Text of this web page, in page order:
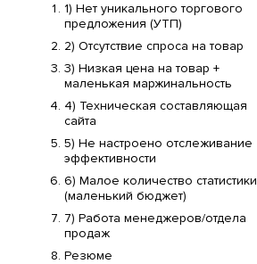
1) Нет уникального торгового
предложения (УТП)
2) Отсутствие спроса на товар
3) Низкая цена на товар +
маленькая маржинальность
4) Техническая составляющая
сайта
5) Не настроено отслеживание
эффективности
6) Малое количество статистики
(маленький бюджет)
7) Работа менеджеров/отдела
продаж
Резюме